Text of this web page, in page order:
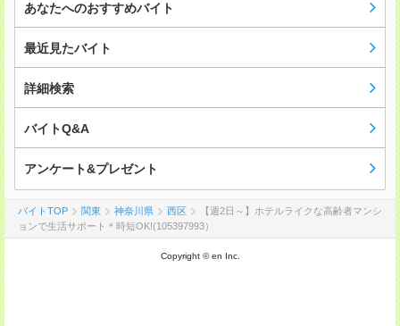
あなたへのおすすめバイト
最近見たバイト
詳細検索
バイトQ&A
アンケート&プレゼント
バイトTOP 関東 神奈川県 西区
【週2日～】ホテルライクな高齢者マンシ
ョンで生活サポート＊時短OK!(105397993）
Copyright © en Inc.